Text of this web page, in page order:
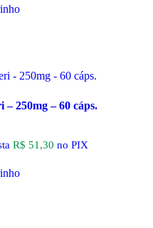
– 250mg – 60 cáps.
R$ 51,30 no PIX